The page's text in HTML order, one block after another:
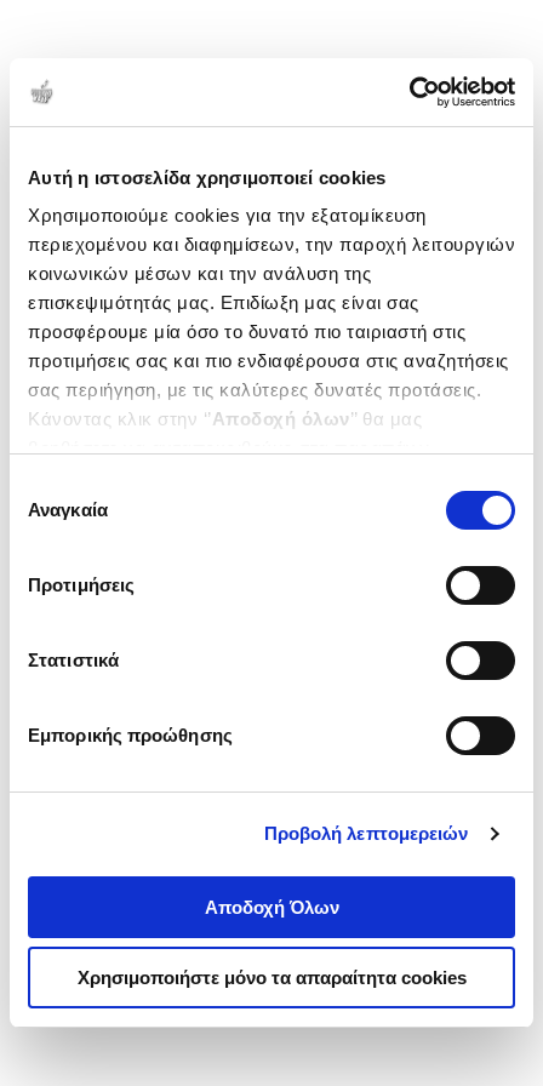
Αυτή η ιστοσελίδα χρησιμοποιεί cookies
Χρησιμοποιούμε cookies για την εξατομίκευση
περιεχομένου και διαφημίσεων, την παροχή λειτουργιών
κοινωνικών μέσων και την ανάλυση της
επισκεψιμότητάς μας. Επιδίωξη μας είναι σας
προσφέρουμε μία όσο το δυνατό πιο ταιριαστή στις
προτιμήσεις σας και πιο ενδιαφέρουσα στις αναζητήσεις
σας περιήγηση, με τις καλύτερες δυνατές προτάσεις.
Κάνοντας κλικ στην ‘’Αποδοχή όλων’’ θα μας
ενδιαφέρουν και να επιλέξετε από τα παρακάτω με την
΄΄και να ενημερωθείτε σχετικά με
συγκατάθεσης
Αναγκαία
Προτιμήσεις
Στατιστικά
Εμπορικής προώθησης
Προβολή λεπτομερειών
Αποδοχή Όλων
Χρησιμοποιήστε μόνο τα απαραίτητα cookies